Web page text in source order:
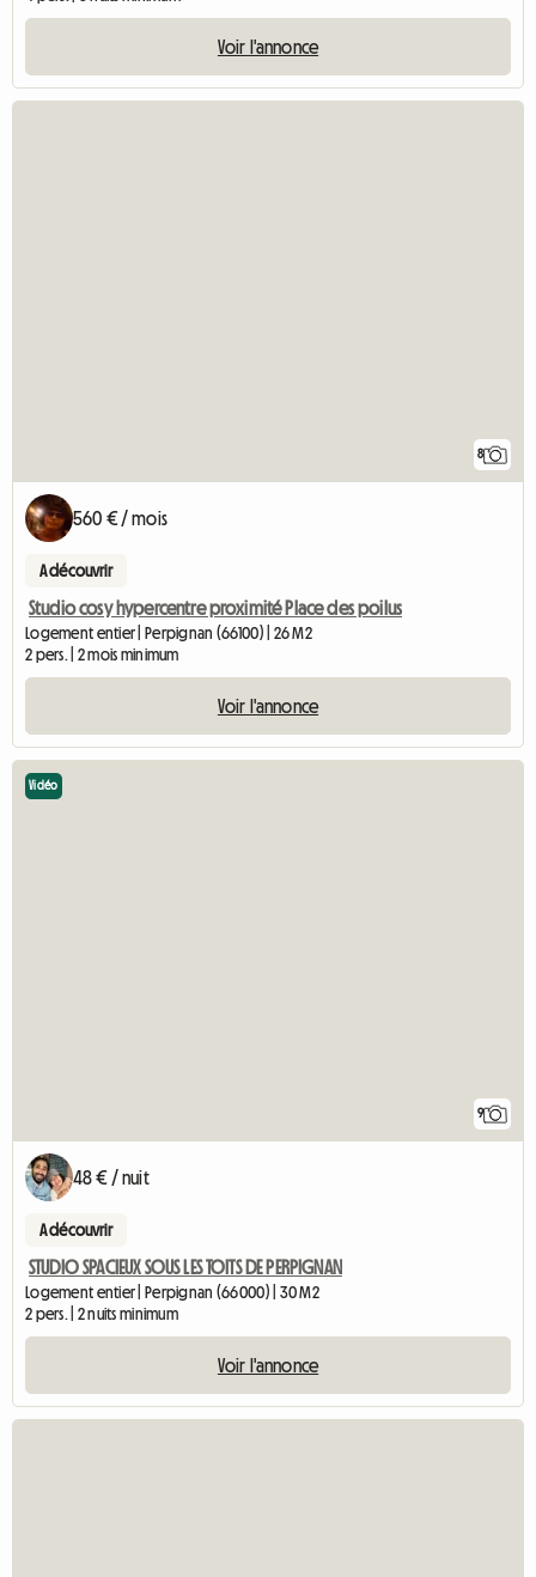
Voir l'annonce
8
560 € / mois
A découvrir
Studio cosy hypercentre proximité Place des poilus
Logement entier | Perpignan (66100) | 26 M2
2 pers. | 2 mois minimum
Voir l'annonce
9
Vidéo
48 € / nuit
A découvrir
STUDIO SPACIEUX SOUS LES TOITS DE PERPIGNAN
Logement entier | Perpignan (66000) | 30 M2
2 pers. | 2 nuits minimum
Voir l'annonce